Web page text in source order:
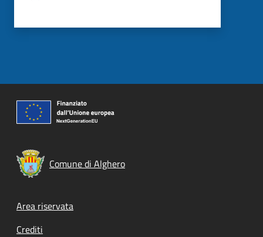
Comune di Alghero
Footer menu
Area riservata
Crediti